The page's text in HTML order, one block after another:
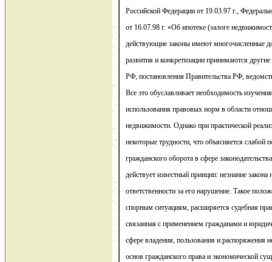
Российской Федерации от 19.03.97 г.,
от 16.07.98 г. «Об ипотеке (залоге
действующие законы имеют многочисленные
развития и конкретизации принимаются
РФ, постановления Правительства РФ,
Все это обуславливает необходимость
использования правовых норм в области
недвижимости. Однако при практической
некоторые трудности, что объясняется слабой
гражданского оборота в сфере
действует известный принцип: незнание закона
ответственности за его нарушение. Такое
спорным ситуациям, расширяется судебная
связанная с применением гражданами и
сфере владения, пользования и
основ гражданского права и экономической